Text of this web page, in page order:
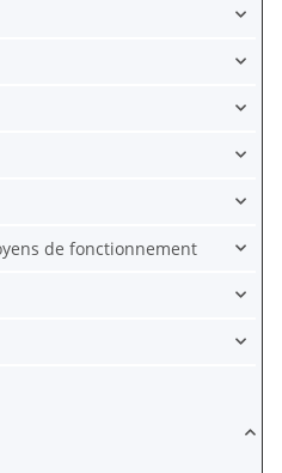
de fonctionnement